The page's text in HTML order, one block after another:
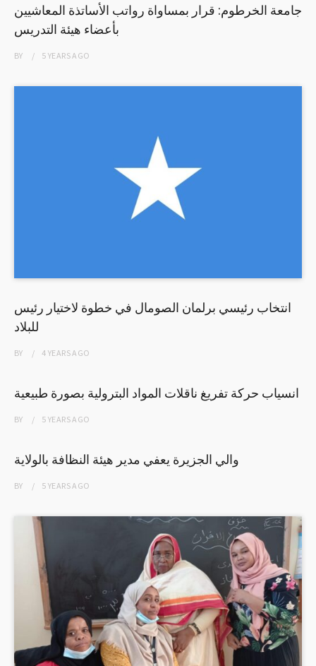
جامعة الخرطوم: قرار بمساواة رواتب الأساتذة المعاشيين
بأعضاء هيئة التدريس
BY 5 YEARSAGO
انتخاب رئيسي برلمان الصومال في خطوة لاختيار رئيس
للبلاد
BY 4 YEARSAGO
انسياب حركة تفريغ ناقلات المواد البترولية بصورة طبيعية
BY 5 YEARSAGO
والي الجزيرة يعفي مدير هيئة النظافة بالولاية
BY 5 YEARSAGO